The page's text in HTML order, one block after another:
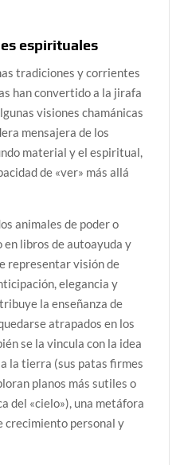
espirituales
tradiciones y corrientes
han convertido a la jirafa
visiones chamánicas
mensajera de los
material y el espiritual,
de «ver» más allá
animales de poder o
en libros de autoayuda y
representar visión de
elegancia y
la enseñanza de
atrapados en los
se la vincula con la idea
la tierra (sus patas firmes
planos más sutiles o
del «cielo»), una metáfora
crecimiento personal y